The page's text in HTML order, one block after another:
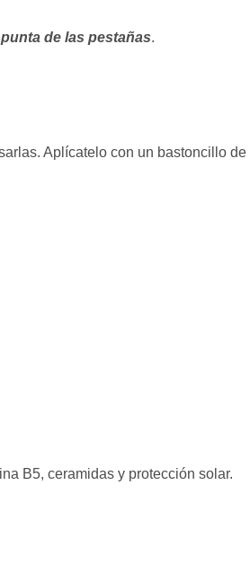
de las pestañas.
Aplícatelo con un bastoncillo de
B5, ceramidas y protección solar.